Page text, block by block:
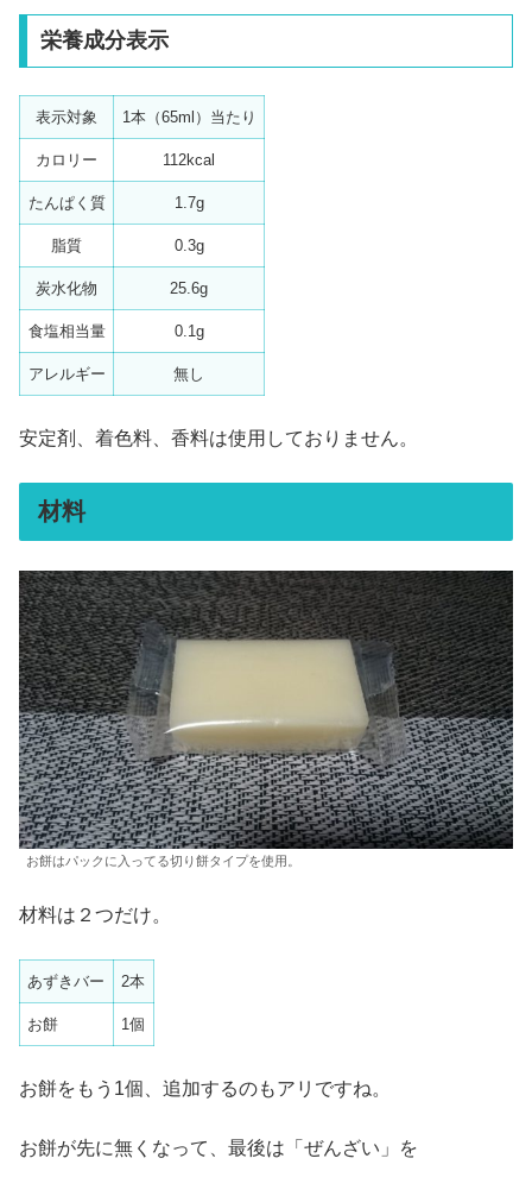
栄養成分表示
表示対象 1本（65ml）当たり
カロリー 112kcal
たんぱく質 1.7g
脂質 0.3g
炭水化物 25.6g
食塩相当量 0.1g
アレルギー 無し
安定剤、着色料、香料は使用しておりません。
材料
お餅はパックに入ってる切り餅タイプを使用。
材料は２つだけ。
あずきバー 2本
お餅 1個
お餅をもう1個、追加するのもアリですね。
お餅が先に無くなって、最後は「ぜんざい」を